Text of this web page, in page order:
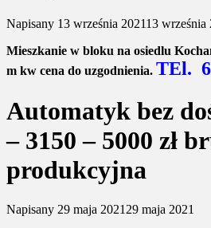
Napisany 13 września 202113 września
Mieszkanie w bloku na osiedlu
m kw cena do uzgodnienia. TEl.
Automatyk bez
– 3150 – 5000 zł
produkcyjna
Napisany 29 maja 2021 29 maja 2021